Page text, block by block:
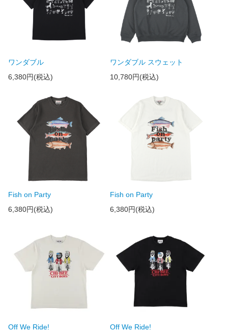
ワンダブル
6,380円(税込)
ワンダブル スウェット
10,780円(税込)
Fish on Party
6,380円(税込)
Fish on Party
6,380円(税込)
Off We Ride!
Off We Ride!